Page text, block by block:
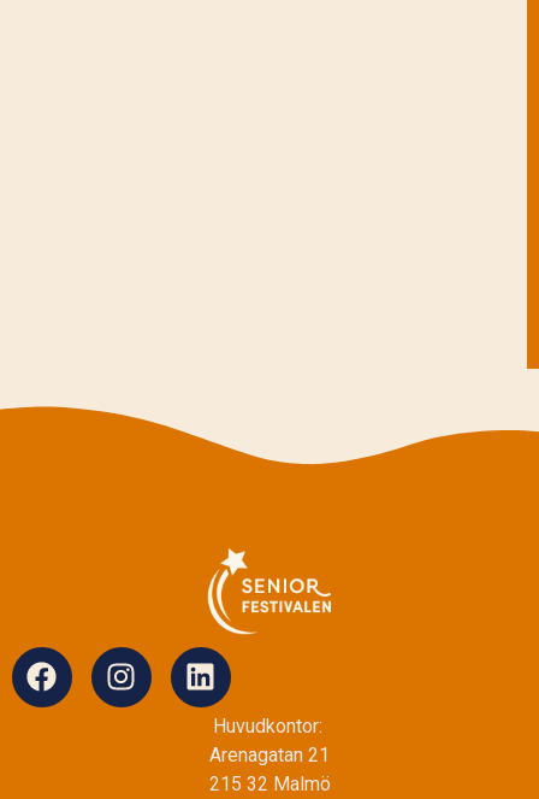
Huvudkontor:
Arenagatan 21
215 32 Malmö